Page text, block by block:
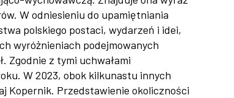
W odniesieniu do upamiętniania
polskiego postaci, wydarzeń i idei,
wyróżnieniach podejmowanych
Zgodnie z tymi uchwałami
W 2023, obok kilkunastu innych
Kopernik. Przedstawienie okoliczności